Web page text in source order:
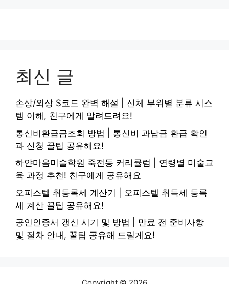
최신 글
손상/외상 S코드 완벽 해설 | 신체 부위별 분류 시스
템 이해, 친구에게 알려드려요!
통신비환급금조회 방법 | 통신비 과납금 환급 확인
과 신청 꿀팁 공유해요!
하얀마음미술학원 죽전동 커리큘럼 | 연령별 미술교
육 과정 추천! 친구에게 공유해요
오피스텔 취등록세 계산기 | 오피스텔 취득세 등록
세 계산 꿀팁 공유해요!
공인인증서 갱신 시기 및 방법 | 만료 전 준비사항
및 절차 안내, 꿀팁 공유해 드릴게요!